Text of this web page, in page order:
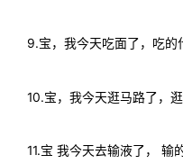
9.宝，我今天吃面了，吃的
10.宝，我今天逛马路了，
11.宝 我今天去输液了， 输